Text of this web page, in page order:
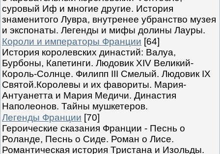
суровый Иф и многие другие. История
знаменитого Лувра, внутренее убранство музея
и экспонаты. Легенды и мифы долины Лауры.
Короли и императоры Франции [64]
История королевских династий: Валуа,
Бурбоны, Капетинги. Людовик XIV Великий-
Король-Солнце. Филипп III Смелый. Людовик IX
Святой.Королевы и их фавориты. Мария-
Антуанетта и Мария Медичи. Династия
Наполеонов. Тайны мушкетеров.
Легенды Франции [70]
Героические сказания Франции - Песнь о
Роланде, Песнь о Сиде. Роман о Лисе.
Романтическая история Тристана и Изольды.